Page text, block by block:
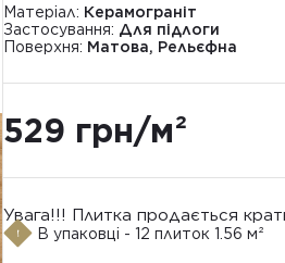
Матеріал: Керамограніт
Застосування: Для підлоги
Поверхня: Матова, Рельєфна
529 грн/м²
Увага!!! Плитка продається
В упаковці - 12 плиток 1.56 м²